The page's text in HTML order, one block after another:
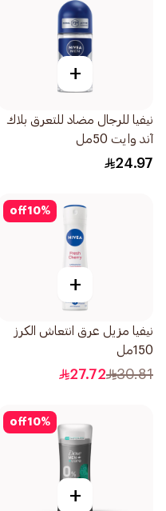
+
نيفيا للرجال مضاد للتعرق بلاك
آند وايت 50مل
24.97
10%
off
+
نيفيا مزيل عرق انتعاش الكرز
150مل
30.81
27.72
10%
off
+